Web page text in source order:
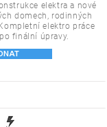
elektra a nové
domech, rodinných
elektro práce
finální úpravy.